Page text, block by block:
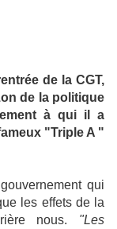
de la CGT,
de la politique
à qui il a
"Triple A "
qui
les effets de la
nous. "Les